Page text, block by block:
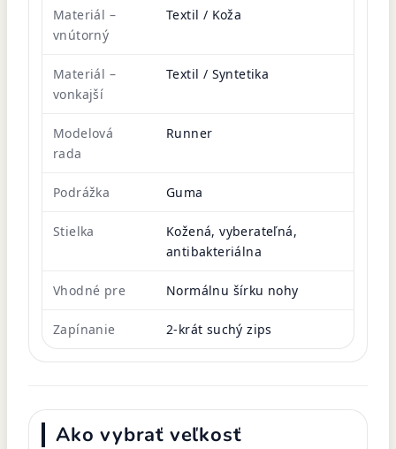
Materiál –
vnútorný
Textil / Koža
Materiál –
vonkajší
Textil / Syntetika
Modelová
rada
Runner
Podrážka Guma
Stielka
Kožená, vyberateľná,
antibakteriálna
Vhodné pre Normálnu šírku nohy
Zapínanie 2-krát suchý zips
Ako vybrať veľkosť